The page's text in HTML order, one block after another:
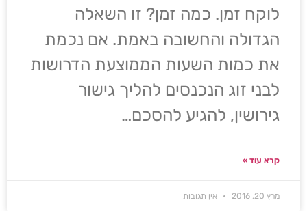
לוקח זמן. כמה זמן? זו השאלה
הגדולה והחשובה באמת. אם נכמת
את כמות השעות הממוצעת הדרושות
לבני זוג הנכנסים להליך גישור
גירושין, להגיע להסכם…
קרא עוד »
מרץ 20, 2016 אין תגובות